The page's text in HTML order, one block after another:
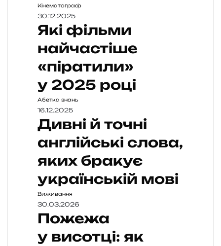
Кінематограф
30.12.2025
Які фільми
найчастіше
«піратили»
у 2025 році
Абетка знань
16.12.2025
Дивні й точні
англійські слова,
яких бракує
українській мові
Виживання
30.03.2026
Пожежа
у висотці: як